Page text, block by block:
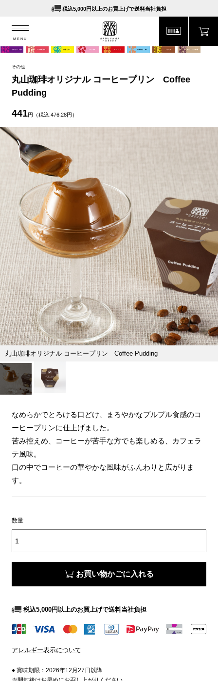
税込5,000円以上のお買上げで送料当社負担
MENU
その他
丸山珈琲オリジナル コーヒープリン Coffee
Pudding
441円（税込:476.28円）
丸山珈琲オリジナル コーヒープリン Coffee Pudding
なめらかでとろける口どけ、まろやかなプルプル食感のコ
ーヒープリンに仕上げました。
苦み控えめ、コーヒーが苦手な方でも楽しめる、カフェラ
テ風味。
口の中でコーヒーの華やかな風味がふんわりと広がりま
す。
数量
お買い物かごに入れる
税込5,000円以上のお買上げで送料当社負担
アレルギー表示について
● 賞味期限：2026年12月27日以降